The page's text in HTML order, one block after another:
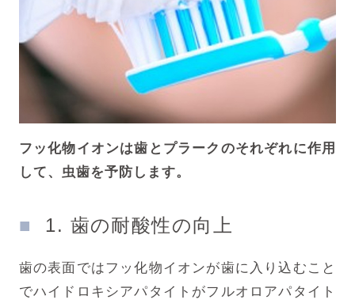
フッ化物イオンは歯とプラークのそれぞれに作用
して、虫歯を予防します。
1. 歯の耐酸性の向上
歯の表面ではフッ化物イオンが歯に入り込むこと
でハイドロキシアパタイトがフルオロアパタイト